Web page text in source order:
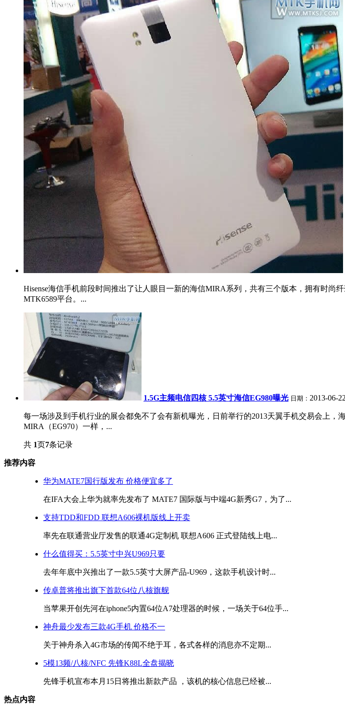
Hisense海信手机前段时间推出了让人眼目一新的海信MIRA系列，共有三个版本，拥有时
MTK6589平台。...
1.5G主频电信四核 5.5英寸海信EG980曝光 日期： 2013-06-
每一场涉及到手机行业的展会都免不了会有新机曝光，日前举行的2013天翼手机交易会上
MIRA（EG970）一样，...
共 1页7条记录
推荐内容
华为MATE7国行版发布 价格便宜多了
在IFA大会上华为就率先发布了 MATE7 国际版与中端4G新秀G7，为了...
支持TDD和FDD 联想A606裸机版线上开卖
率先在联通营业厅发售的联通4G定制机 联想A606 正式登陆线上电...
什么值得买：5.5英寸中兴U969只要
去年年底中兴推出了一款5.5英寸大屏产品-U969，这款手机设计时...
传卓普将推出旗下首款64位八核旗舰
当苹果开创先河在iphone5内置64位A7处理器的时候，一场关于64位手...
神舟最少发布三款4G手机 价格不一
关于神舟杀入4G市场的传闻不绝于耳，各式各样的消息亦不定期...
5模13频/八核/NFC 先锋K88L全盘揭晓
先锋手机宣布本月15日将推出新款产品 ，该机的核心信息已经被...
热点内容